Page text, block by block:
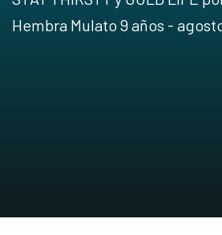
Hembra Mulato 9 años -